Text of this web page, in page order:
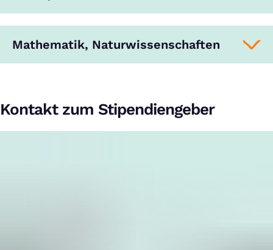
Mathematik, Naturwissenschaften
Kontakt zum Stipendiengeber